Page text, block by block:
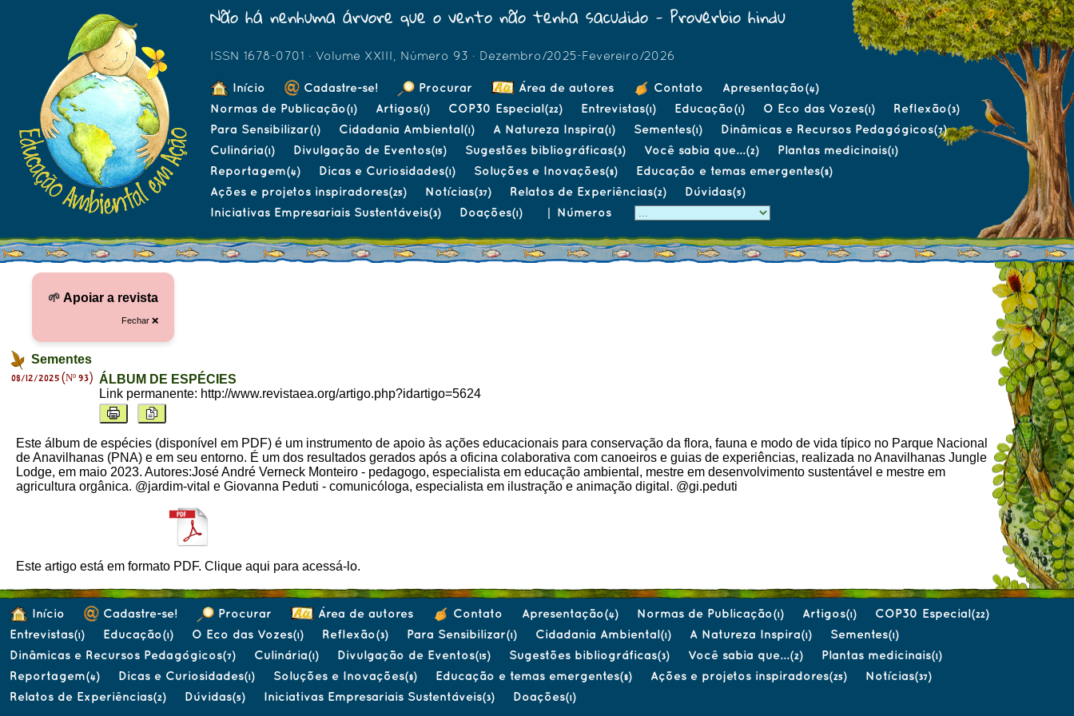
Não há nenhuma árvore que o vento não tenha sacudido - Provérbio hindu
ISSN 1678-0701 · Volume XXIII, Número 93 · Dezembro/2025-Fevereiro/2026
Início Cadastre-se! Procurar Área de autores Contato Apresentação(4)
Normas de Publicação(1) Artigos(1) COP30 Especial(22) Entrevistas(1) Educação(1) O Eco das Vozes(1) Reflexão(3)
Para Sensibilizar(1) Cidadania Ambiental(1) A Natureza Inspira(1) Sementes(1) Dinâmicas e Recursos Pedagógicos(7)
Culinária(1) Divulgação de Eventos(15) Sugestões bibliográficas(3) Você sabia que...(2) Plantas medicinais(1)
Reportagem(4) Dicas e Curiosidades(1) Soluções e Inovações(8) Educação e temas emergentes(8)
Ações e projetos inspiradores(25) Notícias(37) Relatos de Experiências(2) Dúvidas(5)
Iniciativas Empresariais Sustentáveis(3) Doações(1) | Números
🌱 Apoiar a revista
Fechar ❌
Sementes
08/12/2025 (Nº 93) ÁLBUM DE ESPÉCIES
Link permanente: http://www.revistaea.org/artigo.php?idartigo=5624
Este álbum de espécies (disponível em PDF) é um instrumento de apoio às ações educacionais para conservação da flora, fauna e modo de vida típico no Parque Nacional
de Anavilhanas (PNA) e em seu entorno. É um dos resultados gerados após a oficina colaborativa com canoeiros e guias de experiências, realizada no Anavilhanas Jungle
Lodge, em maio 2023. Autores:José André Verneck Monteiro - pedagogo, especialista em educação ambiental, mestre em desenvolvimento sustentável e mestre em
agricultura orgânica. @jardim-vital e Giovanna Peduti - comunicóloga, especialista em ilustração e animação digital. @gi.peduti
Este artigo está em formato PDF. Clique aqui para acessá-lo.
Início Cadastre-se! Procurar Área de autores Contato Apresentação(4) Normas de Publicação(1) Artigos(1) COP30 Especial(22)
Entrevistas(1) Educação(1) O Eco das Vozes(1) Reflexão(3) Para Sensibilizar(1) Cidadania Ambiental(1) A Natureza Inspira(1) Sementes(1)
Dinâmicas e Recursos Pedagógicos(7) Culinária(1) Divulgação de Eventos(15) Sugestões bibliográficas(3) Você sabia que...(2) Plantas medicinais(1)
Reportagem(4) Dicas e Curiosidades(1) Soluções e Inovações(8) Educação e temas emergentes(8) Ações e projetos inspiradores(25) Notícias(37)
Relatos de Experiências(2) Dúvidas(5) Iniciativas Empresariais Sustentáveis(3) Doações(1)